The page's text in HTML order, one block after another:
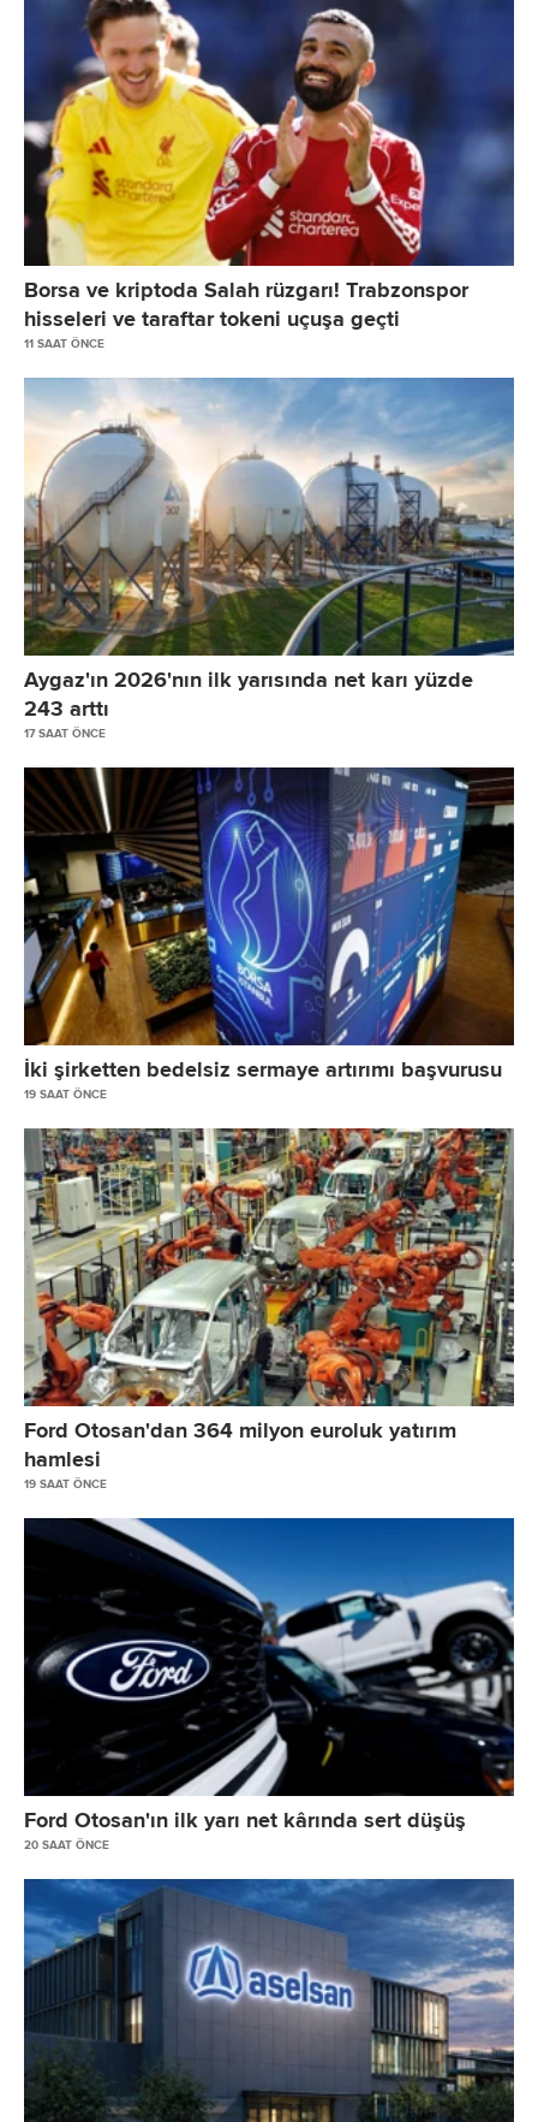
Borsa ve kriptoda Salah rüzgarı! Trabzonspor
hisseleri ve taraftar tokeni uçuşa geçti
11 SAAT ÖNCE
Aygaz'ın 2026'nın ilk yarısında net karı yüzde
243 arttı
17 SAAT ÖNCE
İki şirketten bedelsiz sermaye artırımı başvurusu
19 SAAT ÖNCE
Ford Otosan'dan 364 milyon euroluk yatırım
hamlesi
19 SAAT ÖNCE
Ford Otosan'ın ilk yarı net kârında sert düşüş
20 SAAT ÖNCE